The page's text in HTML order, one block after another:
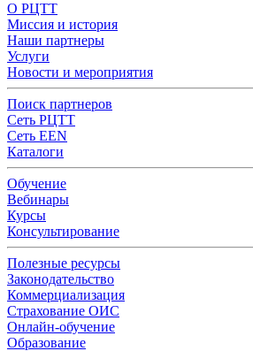
О РЦТТ
Миссия и история
Наши партнеры
Услуги
Новости и мероприятия
Поиск партнеров
Сеть РЦТТ
Сеть EEN
Каталоги
Обучение
Вебинары
Курсы
Консультирование
Полезные ресурсы
Законодательство
Коммерциализация
Страхование ОИС
Онлайн-обучение
Образование